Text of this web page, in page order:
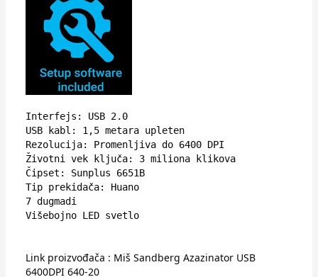
Interfejs: USB 2.0
USB kabl: 1,5 metara upleten
Rezolucija: Promenljiva do 6400 DPI
Životni vek ključa: 3 miliona klikova
Čipset: Sunplus 6651B
Tip prekidača: Huano
7 dugmadi
Višebojno LED svetlo
Link proizvođača : Miš Sandberg Azazinator USB
6400DPI 640-20